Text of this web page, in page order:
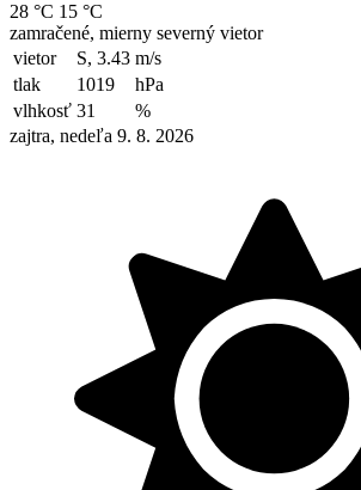
28 °C 15 °C
zamračené, mierny severný vietor
vietor
S, 3.43 m/s
tlak
1019
hPa
vlhkosť 31
%
zajtra, nedeľa 9. 8. 2026